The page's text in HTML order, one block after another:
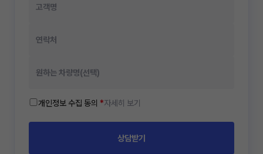
개인정보 수집 동의 *자세히 보기
상담받기